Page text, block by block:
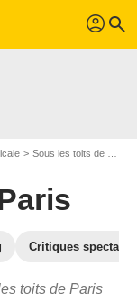
profil search
Sous les toits de Paris
Critiques
toits de Paris